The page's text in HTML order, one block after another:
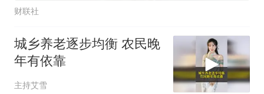
财联社
城乡养老逐步均衡 农民晚
年有依靠
主持艾雪